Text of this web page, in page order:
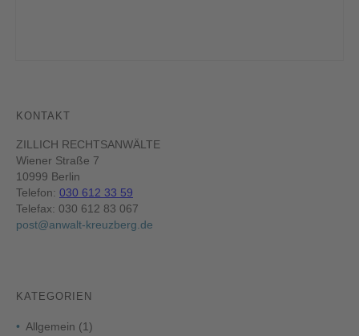
KONTAKT
ZILLICH RECHTSANWÄLTE
Wiener Straße 7
10999 Berlin
Telefon: 030 612 33 59
Telefax: 030 612 83 067
post@anwalt-kreuzberg.de
KATEGORIEN
Allgemein (1)